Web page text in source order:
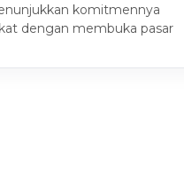
komitmennya
dengan membuka pasar